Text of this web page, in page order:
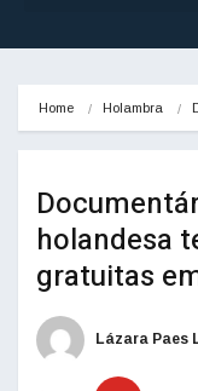
Home Holambra
holandesa
gratuitas
Lázara Paes